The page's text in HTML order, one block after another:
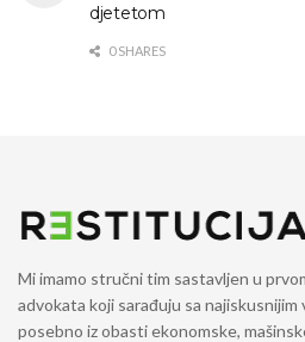
djetetom
0 SHARES
Mi imamo stručni tim sastavljen u
advokata koji sarađuju sa
posebno iz obasti ekonomske,